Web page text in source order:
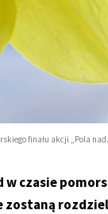
finału akcji „Pola
w czasie